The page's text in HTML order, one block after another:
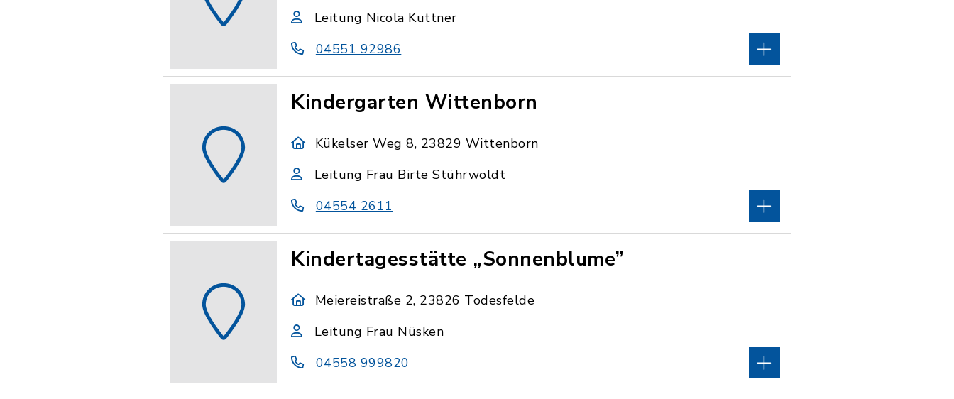
Leitung Nicola Kuttner
04551 92986
Kindergarten Wittenborn
Kükelser Weg 8, 23829 Wittenborn
Leitung Frau Birte Stührwoldt
04554 2611
Kindertagesstätte „Sonnenblume”
Meiereistraße 2, 23826 Todesfelde
Leitung Frau Nüsken
04558 999820